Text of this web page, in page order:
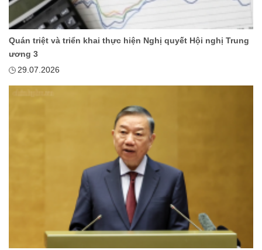
Quán triệt và triển khai thực hiện Nghị quyết Hội nghị Trung
ương 3
29.07.2026